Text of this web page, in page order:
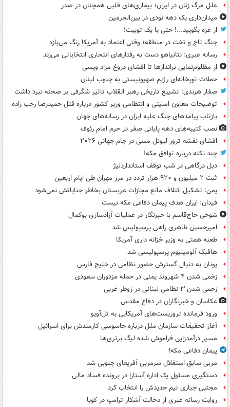
علل مرگ زنان در ایران؛ بیماری‌های قلبی همچنان در صدر
میدان‌داری یک دهه نودی در بین‌الحرمین
از غزه بگویید...! حتی با یک توییت!
جنگ تاج و تخت در منطقه؛ وقتی اعتماد به آمریکا رنگ می‌بازد
رسانه عبری: نتانیاهو دست به رفتارهای انتحاری انتخاباتی می‌زند
از مظلوم‌نمایی براندازها تا افشای دروغ مراد ویسی
حملات توپخانه‌ای رژیم صهیونیستی به جنوب لبنان
صفار هرندی: تشییع تاریخی رهبر انقلاب تاثیر شگرفی بر صحنه نبرد داشت
توضیحات معاون امنیتی و انتظامی وزیر کشور درباره قتل حمیدرضا رجب زاده
بازتاب پیامدهای جنگ علیه ایران در رسانه‌های جهان
نصب کتیبه‌های دهه پایانی صفر در حرم امام رئوف
افشای نقشه ترور لیونل مسی در جام جهانی ۲۰۲۶
چند نکته درباره توافق مکه!
دبل درگاهی در شب توقف استانداردلیژ
ثبت ۲ میلیون و ۹۲۰ هزار تردد در مرز مهران طی ایام اربعین
یمن: تشکیل ائتلاف مانع مجازات عربستان بخاطر جنایاتش نمی‌شود
فیدان: ایران هدف پیمان دفاعی مکه نیست
شوخی حاج‌قاسم با خبرنگار در عملیات آزادسازی بوکمال
امیرحسین طاهری راهی پرسپولیس شد
طعنه همتی به وزیر خزانه داری آمریکا
هافبک آلومینیوم پرسپولیسی شد
یونان به دنبال گسترش حضور نظامی در خلیج فارس
زخمی شدن ۴ شهروند یمنی در حمله مزدوران سعودی
زخمی شدن ۳ نظامی لبنانی در زوطر غربی
عکاسان و خبرنگاران در دفاع مقدس
ورود فرمانده تروریست‌های آمریکایی به تل‌آویو
آغاز تحقیقات سازمان ملل درباره جاسوسی کارمندش برای اسرائیل
مسیر درآمدزایی فراموش شده لیگ برتری‌ها
پیمان دفاعی مکه!
مربی سابق استقلال سرمربی آفریقای جنوبی شد
دستگیری مسئول یک اداره آستارا در پرونده فساد مالی
مجتبی جباری تیم جدیدش را انتخاب کرد
روایت رسانه عبری از دخالت آشکار ترامپ در کوبا